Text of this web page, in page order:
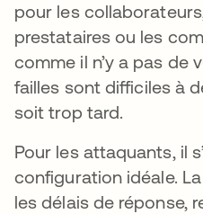
pour les
prestataires ou les
comme il n’y a pas de
failles sont difficiles à
soit trop tard.
Pour les attaquants, il
configuration idéale.
les délais de réponse,